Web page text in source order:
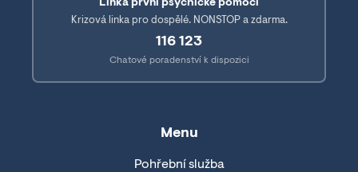
Linka první psychické pomoci
Krizová linka pro dospělé. NONSTOP a zdarma.
116 123
Chatové poradenství k dispozici
Menu
Pohřební služba